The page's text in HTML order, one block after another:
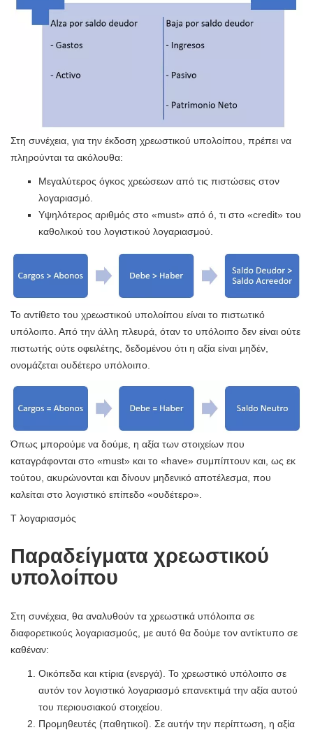
Στη συνέχεια, για την έκδοση χρεωστικού υπολοίπου, πρέπει να
πληρούνται τα ακόλουθα:
Μεγαλύτερος όγκος χρεώσεων από τις πιστώσεις στον
λογαριασμό.
Υψηλότερος αριθμός στο «must» από ό, τι στο «credit» του
καθολικού του λογιστικού λογαριασμού.
Το αντίθετο του χρεωστικού υπολοίπου είναι το πιστωτικό
υπόλοιπο. Από την άλλη πλευρά, όταν το υπόλοιπο δεν είναι ούτε
πιστωτής ούτε οφειλέτης, δεδομένου ότι η αξία είναι μηδέν,
ονομάζεται ουδέτερο υπόλοιπο.
Όπως μπορούμε να δούμε, η αξία των στοιχείων που
καταγράφονται στο «must» και το «have» συμπίπτουν και, ως εκ
τούτου, ακυρώνονται και δίνουν μηδενικό αποτέλεσμα, που
καλείται στο λογιστικό επίπεδο «ουδέτερο».
Τ λογαριασμός
Παραδείγματα χρεωστικού
υπολοίπου
Στη συνέχεια, θα αναλυθούν τα χρεωστικά υπόλοιπα σε
διαφορετικούς λογαριασμούς, με αυτό θα δούμε τον αντίκτυπο σε
καθέναν:
Οικόπεδα και κτίρια (ενεργά). Το χρεωστικό υπόλοιπο σε
αυτόν τον λογιστικό λογαριασμό επανεκτιμά την αξία αυτού
του περιουσιακού στοιχείου.
Προμηθευτές (παθητικοί). Σε αυτήν την περίπτωση, η αξία